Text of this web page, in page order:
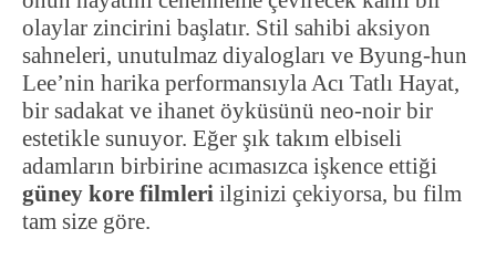
olaylar zincirini başlatır. Stil sahibi aksiyon
sahneleri, unutulmaz diyalogları ve Byung-hun
Lee’nin harika performansıyla Acı Tatlı Hayat,
bir sadakat ve ihanet öyküsünü neo-noir bir
estetikle sunuyor. Eğer şık takım elbiseli
adamların birbirine acımasızca işkence ettiği
güney kore filmleri ilginizi çekiyorsa, bu film
tam size göre.